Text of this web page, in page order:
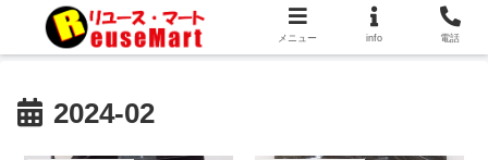
2024-02
メニュー info 電話